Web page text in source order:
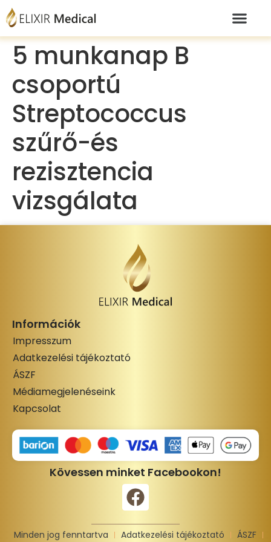
5 munkanap B
csoportú
Streptococcus
szűrő-és
rezisztencia
vizsgálata
Információk
Impresszum
Adatkezelési tájékoztató
ÁSZF
Médiamegjelenéseink
Kapcsolat
Kövessen minket Facebookon!
Minden jog fenntartva Adatkezelési tájékoztató
ÁSZF